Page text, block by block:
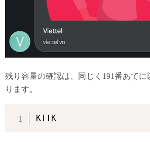
残り容量の確認は、同じく191番あて
ります。
KTTK